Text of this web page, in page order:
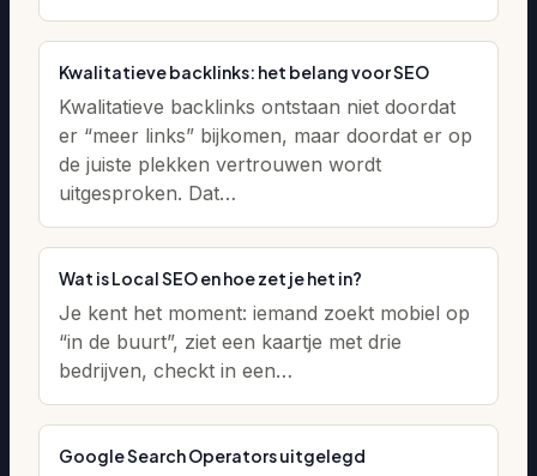
Kwalitatieve backlinks: het belang voor SEO
Kwalitatieve backlinks ontstaan niet doordat
er “meer links” bijkomen, maar doordat er op
de juiste plekken vertrouwen wordt
uitgesproken. Dat…
Wat is Local SEO en hoe zet je het in?
Je kent het moment: iemand zoekt mobiel op
“in de buurt”, ziet een kaartje met drie
bedrijven, checkt in een…
Google Search Operators uitgelegd